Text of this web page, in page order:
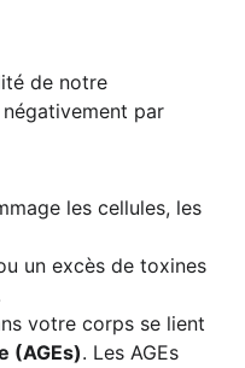
de notre
par
les cellules, les
un excès de toxines
votre corps se lient
(AGEs). Les AGEs